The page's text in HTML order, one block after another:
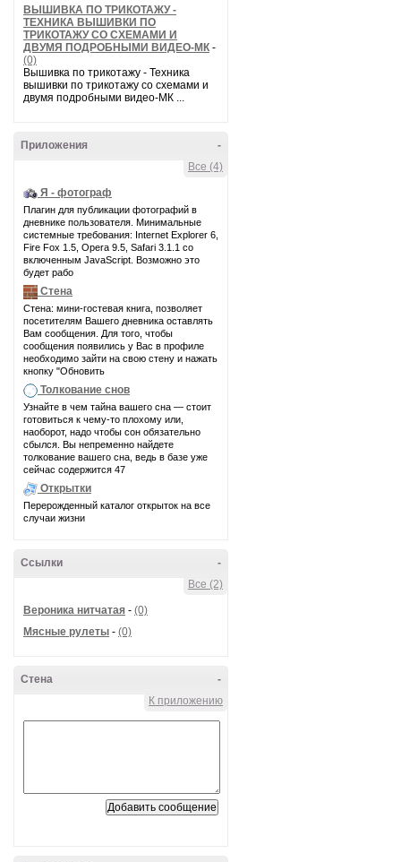
ВЫШИВКА ПО ТРИКОТАЖУ -
ТЕХНИКА ВЫШИВКИ ПО
ТРИКОТАЖУ СО СХЕМАМИ И
ДВУМЯ ПОДРОБНЫМИ ВИДЕО-МК -
(0)
Вышивка по трикотажу - Техника
вышивки по трикотажу со схемами и
двумя подробными видео-МК ...
-
Приложения
Все (4)
Я - фотограф
Плагин для публикации фотографий в
дневнике пользователя. Минимальные
системные требования: Internet Explorer 6,
Fire Fox 1.5, Opera 9.5, Safari 3.1.1 со
включенным JavaScript. Возможно это
будет рабо
Стена
Стена: мини-гостевая книга, позволяет
посетителям Вашего дневника оставлять
Вам сообщения. Для того, чтобы
сообщения появились у Вас в профиле
необходимо зайти на свою стену и нажать
кнопку "Обновить
Толкование снов
Узнайте в чем тайна вашего сна — стоит
готовиться к чему-то плохому или,
наоборот, надо чтобы сон обязательно
сбылся. Вы непременно найдете
толкование вашего сна, ведь в базе уже
сейчас содержится 47
Открытки
Перерожденный каталог открыток на все
случаи жизни
-
Ссылки
Все (2)
Вероника нитчатая - (0)
Мясные рулеты - (0)
-
Стена
К приложению